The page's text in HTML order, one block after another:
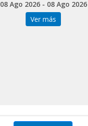
08 Ago 2026 - 08 Ago 2026
Ver más